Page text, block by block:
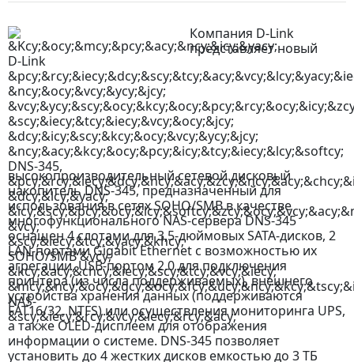
Компания D-Link
представляет новый
высокопроизводительный сетевой дисковый
накопитель DNS-345, предназначенный для
использования в сетях SOHO/SMB в качестве
многофункционального NAS-сервера DNS-345
оснащен 4 слотами для 3,5-дюймовых SATA-дисков, 2
LAN-портами Gigabit Ethernet с возможностью их
агрегации, USB-портом 2.0 для подключения
принтера (из числа поддерживаемых), внешнего
устройства хранения данных (поддерживаются
FAT16/32, NTFS) или осуществления мониторинга UPS,
а также OLED-дисплеем для отображения
информации о системе. DNS-345 позволяет
установить до 4 жестких дисков емкостью до 3 ТБ